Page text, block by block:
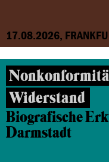
17.08.2026,
Widerstand
Biografische
Darmstadt